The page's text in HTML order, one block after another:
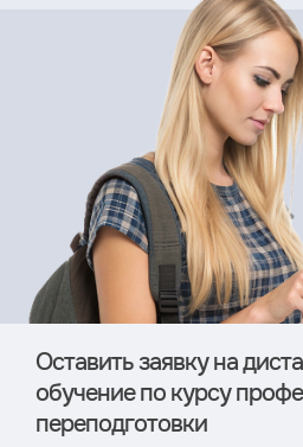
Оставить заявку на
обучение по курсу
переподготовки